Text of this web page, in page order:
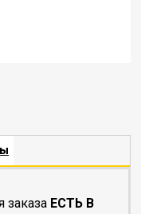
заказа ЕСТЬ В